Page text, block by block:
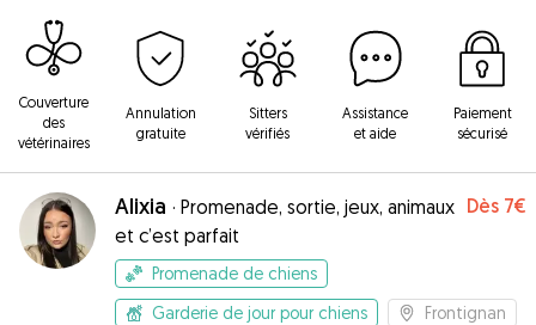
Couverture
des
vétérinaires
Annulation
gratuite
Sitters
vérifiés
Assistance
et aide
Paiement
sécurisé
Alixia · Promenade, sortie, jeux, animaux
et c’est parfait
Dès 7€
Promenade de chiens
Garderie de jour pour chiens
Frontignan